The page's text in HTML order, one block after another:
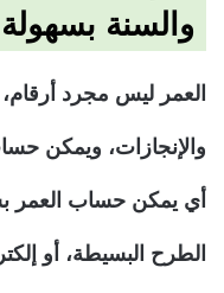
والسنة بسهولة
العمر ليس مجرد
والإنجازات، ويمكن
أي يمكن حساب العمر
الطرح البسيطة، أو